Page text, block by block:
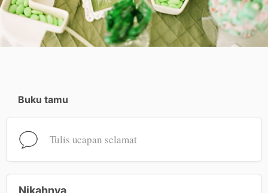
Buku tamu
Tulis ucapan selamat
Nikahnya